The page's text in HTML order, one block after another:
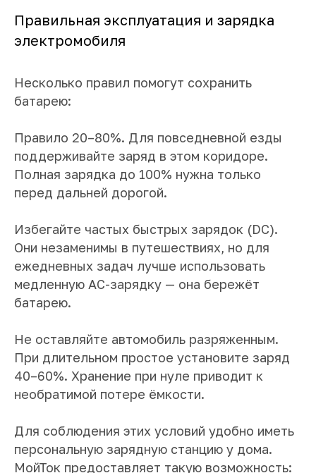
Правильная эксплуатация и зарядка
электромобиля
Несколько правил помогут сохранить
батарею:
Правило 20–80%. Для повседневной езды
поддерживайте заряд в этом коридоре.
Полная зарядка до 100% нужна только
перед дальней дорогой.
Избегайте частых быстрых зарядок (DC).
Они незаменимы в путешествиях, но для
ежедневных задач лучше использовать
медленную AC-зарядку — она бережёт
батарею.
Не оставляйте автомобиль разряженным.
При длительном простое установите заряд
40–60%. Хранение при нуле приводит к
необратимой потере ёмкости.
Для соблюдения этих условий удобно иметь
персональную зарядную станцию у дома.
МойТок предоставляет такую возможность:
Станция МойтокКарта станцийО нас
Помощь